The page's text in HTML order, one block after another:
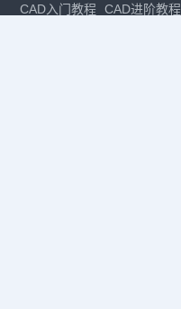
CAD入门教程 CAD进阶教程